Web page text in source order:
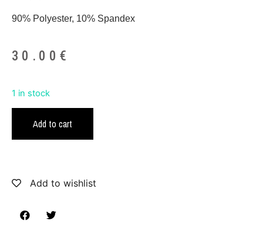
90% Polyester, 10% Spandex
30.00 €
1 in stock
Add to cart
Add to wishlist